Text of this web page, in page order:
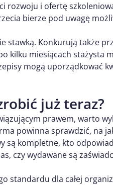
rozwoju i ofertę
bierze pod uwagę
stawką. Konkurują także
kilku miesiącach stażysta
mogą uporządkować
już teraz?
prawem, warto
powinna sprawdzić, na
są kompletne, kto
czy wydawane są
standardu dla całej